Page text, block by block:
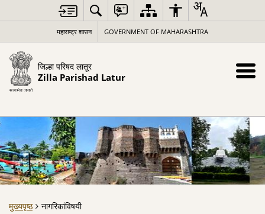
महाराष्ट्र शासन GOVERNMENT OF MAHARASHTRA
जिल्हा परिषद लातूर
Zilla Parishad Latur
मुख्यपृष्ठ नागरिकांविषयी